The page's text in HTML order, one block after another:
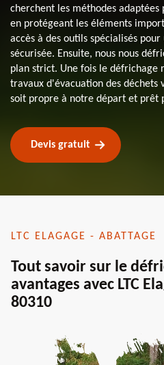
cherchent les méthodes
en protégeant les éléments
accès à des outils spécialisés
sécurisée. Ensuite, nous nous
plan strict. Une fois le défrichage
travaux d'évacuation des
soit propre à notre départ et prêt
Devis gratuit
LTC ELAGAGE - ABATTAGE
Tout savoir sur le
avantages avec LTC
80310